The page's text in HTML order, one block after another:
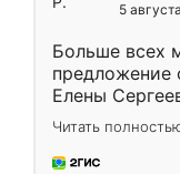
5
Больше всех
предложение
Елены
короткие
для замера
предложил
Читать